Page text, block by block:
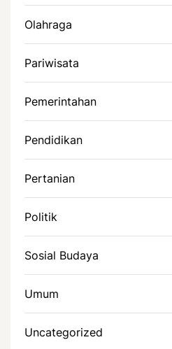
Olahraga
Pariwisata
Pemerintahan
Pendidikan
Pertanian
Politik
Sosial Budaya
Umum
Uncategorized